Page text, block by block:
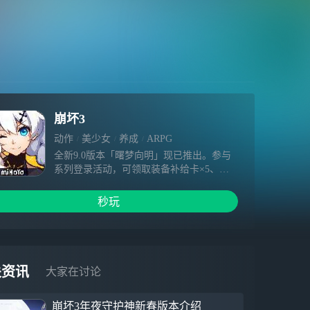
崩坏3
动作 美少女 养成
ARPG
全新9.0版本「曙梦向明」现已推出。参与
系列登录活动，可领取装备补给卡×5、水
娜狄雅 全新S级协同者「希娜狄雅」登场，
参与本期协同补给前60次抽十返二，共可获
主线第二部终章「从此，拥抱未来」更新。
参与主线可获得寻梦纪念册、水晶、根源棱
主题活动「舰舰与许愿树秘闻」开启。完成
秒玩
讯 大家在讨论
崩坏3年夜守护神新春版本介绍